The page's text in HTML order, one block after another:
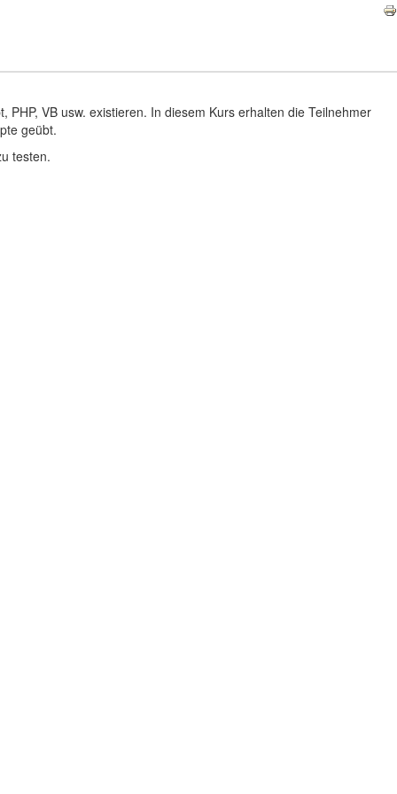
VB usw. existieren. In diesem Kurs erhalten die Teilnehmer
geübt.
testen.